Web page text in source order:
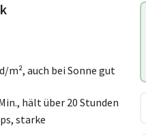
m², auch bei Sonne gut
hält über 20 Stunden
starke